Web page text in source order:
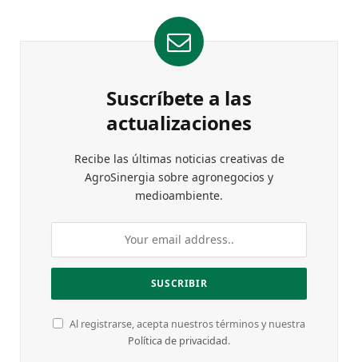
Suscríbete a las
actualizaciones
Recibe las últimas noticias creativas de
AgroSinergia sobre agronegocios y
medioambiente.
Al registrarse, acepta nuestros términos y nuestra
Política de privacidad.